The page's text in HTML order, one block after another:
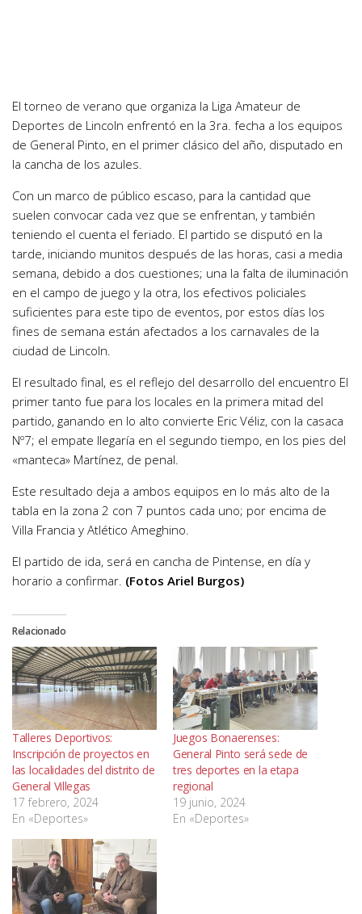
El torneo de verano que organiza la Liga Amateur de
Deportes de Lincoln enfrentó en la 3ra. fecha a los equipos
de General Pinto, en el primer clásico del año, disputado en
la cancha de los azules.
Con un marco de público escaso, para la cantidad que
suelen convocar cada vez que se enfrentan, y también
teniendo el cuenta el feriado. El partido se disputó en la
tarde, iniciando munitos después de las horas, casi a media
semana, debido a dos cuestiones; una la falta de iluminación
en el campo de juego y la otra, los efectivos policiales
suficientes para este tipo de eventos, por estos días los
fines de semana están afectados a los carnavales de la
ciudad de Lincoln.
El resultado final, es el reflejo del desarrollo del encuentro El
primer tanto fue para los locales en la primera mitad del
partido, ganando en lo alto convierte Eric Véliz, con la casaca
Nº7; el empate llegaría en el segundo tiempo, en los pies del
«manteca» Martínez, de penal.
Este resultado deja a ambos equipos en lo más alto de la
tabla en la zona 2 con 7 puntos cada uno; por encima de
Villa Francia y Atlético Ameghino.
El partido de ida, será en cancha de Pintense, en día y
horario a confirmar. (Fotos Ariel Burgos)
Relacionado
Talleres Deportivos:
Inscripción de proyectos en
las localidades del distrito de
General Villegas
17 febrero, 2024
En «Deportes»
Juegos Bonaerenses:
General Pinto será sede de
tres deportes en la etapa
regional
19 junio, 2024
En «Deportes»